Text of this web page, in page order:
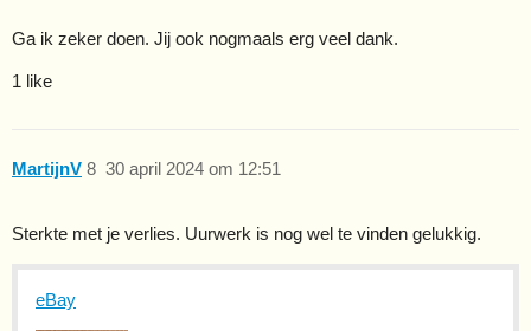
Ga ik zeker doen. Jij ook nogmaals erg veel dank.
1 like
MartijnV 30 april 2024 om 12:51
8
Sterkte met je verlies. Uurwerk is nog wel te vinden gelukkig.
eBay